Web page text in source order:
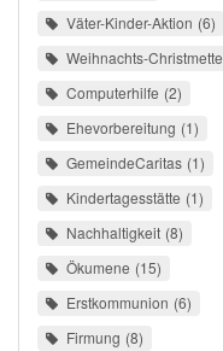
Väter-Kinder-Aktion 6
Weihnachts-Christmette
Computerhilfe 2
Ehevorbereitung 1
GemeindeCaritas 1
Kindertagesstätte 1
Nachhaltigkeit 8
Ökumene 15
Erstkommunion 6
Firmung 8